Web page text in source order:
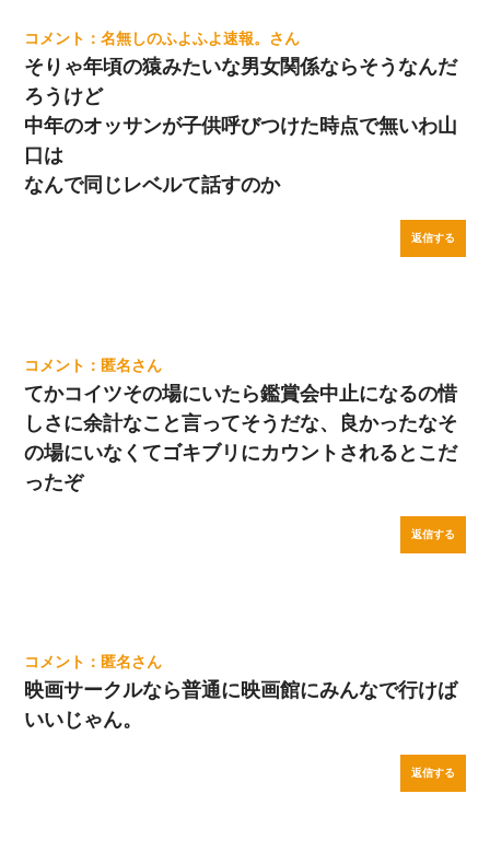
名無しのふよふよ速報。
そりゃ年頃の猿みたいな男女関係ならそうなんだ
ろうけど
中年のオッサンが子供呼びつけた時点で無いわ山
口は
なんで同じレベルて話すのか
返信する
匿名
てかコイツその場にいたら鑑賞会中止になるの惜
しさに余計なこと言ってそうだな、良かったなそ
の場にいなくてゴキブリにカウントされるとこだ
ったぞ
返信する
匿名
映画サークルなら普通に映画館にみんなで行けば
いいじゃん。
返信する